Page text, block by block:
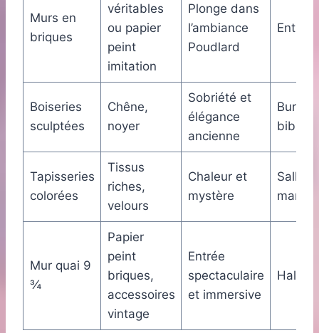
Murs en
briques
véritables
ou papier
peint
imitation
Plonge dans
l’ambiance
Poudlard
Boiseries
sculptées
Chêne,
noyer
Sobriété et
élégance
ancienne
Tapisseries
colorées
Tissus
riches,
velours
Chaleur et
mystère
Salle à
Mur quai 9
¾
Papier
peint
briques,
accessoires
vintage
Entrée
spectaculaire
et immersive
Hall